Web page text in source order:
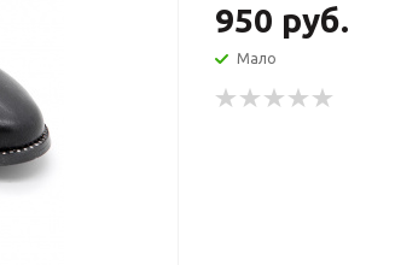
950 руб.
Мало